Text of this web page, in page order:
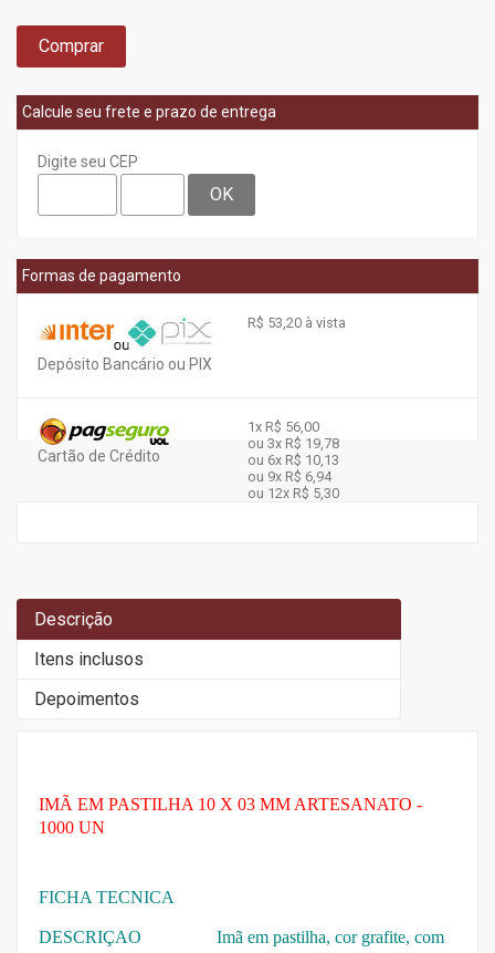
Comprar
Calcule seu frete e prazo de entrega
Digite seu CEP
OK
Formas de pagamento
Depósito Bancário ou PIX
R$ 53,20 à vista
Cartão de Crédito
1x R$ 56,00
ou 3x R$ 19,78
ou 6x R$ 10,13
ou 9x R$ 6,94
ou 12x R$ 5,30
Descrição
Itens inclusos
Depoimentos
IMÃ EM PASTILHA 10 X 03 MM ARTESANATO -
1000 UN
FICHA TECNICA
DESCRIÇAO Imã em pastilha, cor grafite, com